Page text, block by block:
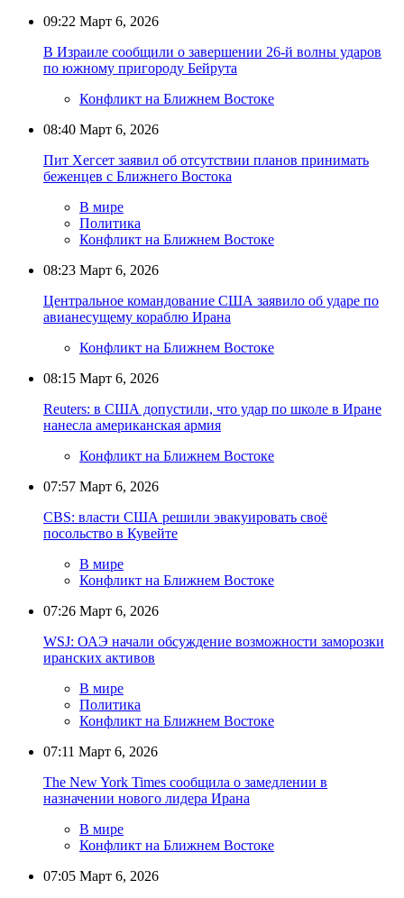
09:22 Март 6, 2026
В Израиле сообщили о завершении 26-й волны ударов
по южному пригороду Бейрута
Конфликт на Ближнем Востоке
08:40 Март 6, 2026
Пит Хегсет заявил об отсутствии планов принимать
беженцев с Ближнего Востока
В мире
Политика
Конфликт на Ближнем Востоке
08:23 Март 6, 2026
Центральное командование США заявило об ударе по
авианесущему кораблю Ирана
Конфликт на Ближнем Востоке
08:15 Март 6, 2026
Reuters: в США допустили, что удар по школе в Иране
нанесла американская армия
Конфликт на Ближнем Востоке
07:57 Март 6, 2026
CBS: власти США решили эвакуировать своё
посольство в Кувейте
В мире
Конфликт на Ближнем Востоке
07:26 Март 6, 2026
WSJ: ОАЭ начали обсуждение возможности заморозки
иранских активов
В мире
Политика
Конфликт на Ближнем Востоке
07:11 Март 6, 2026
The New York Times сообщила о замедлении в
назначении нового лидера Ирана
В мире
Конфликт на Ближнем Востоке
07:05 Март 6, 2026